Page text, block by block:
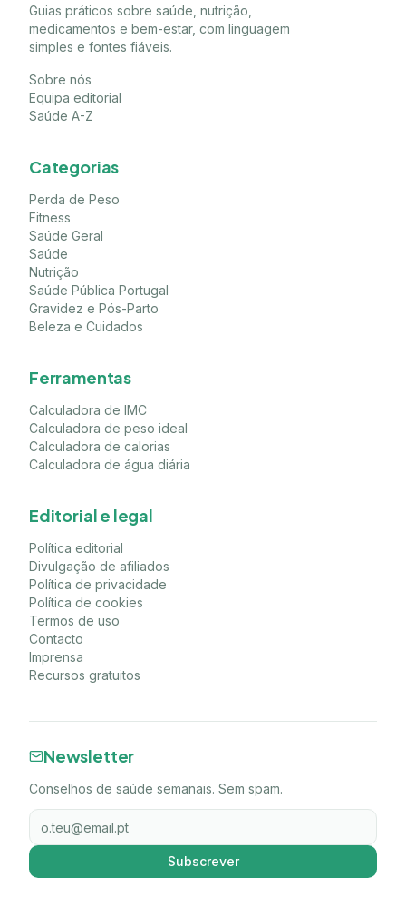
Guias práticos sobre saúde, nutrição,
medicamentos e bem-estar, com linguagem
simples e fontes fiáveis.
Sobre nós
Equipa editorial
Saúde A-Z
Categorias
Perda de Peso
Fitness
Saúde Geral
Saúde
Nutrição
Saúde Pública Portugal
Gravidez e Pós-Parto
Beleza e Cuidados
Ferramentas
Calculadora de IMC
Calculadora de peso ideal
Calculadora de calorias
Calculadora de água diária
Editorial e legal
Política editorial
Divulgação de afiliados
Política de privacidade
Política de cookies
Termos de uso
Contacto
Imprensa
Recursos gratuitos
Newsletter
Conselhos de saúde semanais. Sem spam.
Subscrever